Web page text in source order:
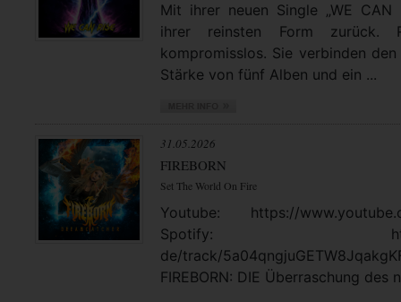
Mit ihrer neuen Single „WE CAN
ihrer reinsten Form zurück.
kompromisslos. Sie verbinden
Stärke von fünf Alben und ein ...
31.05.2026
FIREBORN
Set The World On Fire
Youtube: https://
Spotify: https://
de/track/
FIREBORN: DIE Überraschung des